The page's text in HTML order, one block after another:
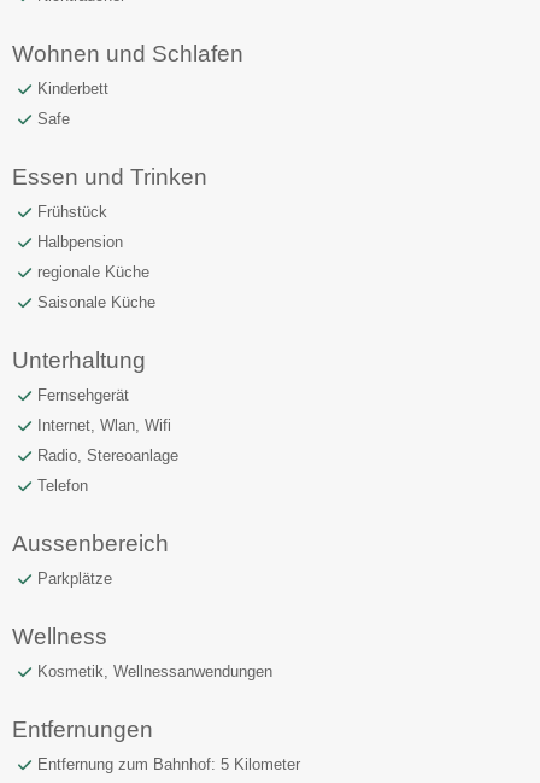
Wohnen und Schlafen
Kinderbett
Safe
Essen und Trinken
Frühstück
Halbpension
regionale Küche
Saisonale Küche
Unterhaltung
Fernsehgerät
Internet, Wlan, Wifi
Radio, Stereoanlage
Telefon
Aussenbereich
Parkplätze
Wellness
Kosmetik, Wellnessanwendungen
Entfernungen
Entfernung zum Bahnhof: 5 Kilometer